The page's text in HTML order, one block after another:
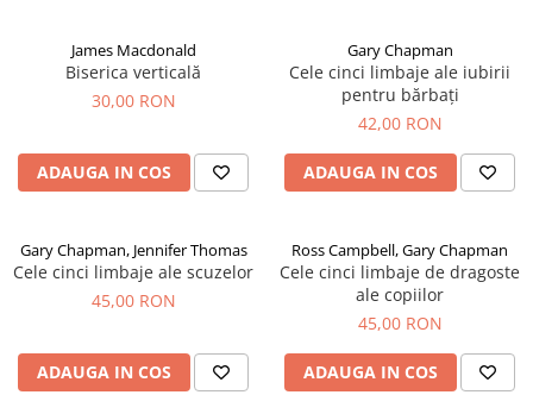
James Macdonald
Biserica verticală
30,00 RON
ADAUGA IN COS
Gary Chapman
Cele cinci limbaje ale iubirii
pentru bărbați
42,00 RON
ADAUGA IN COS
Gary Chapman, Jennifer Thomas
Cele cinci limbaje ale scuzelor
45,00 RON
ADAUGA IN COS
Ross Campbell, Gary Chapman
Cele cinci limbaje de dragoste
ale copiilor
45,00 RON
ADAUGA IN COS